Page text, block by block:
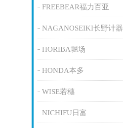
FREEBEAR福力百亚
NAGANOSEIKI长野计器
HORIBA堀场
HONDA本多
WISE若穗
NICHIFU日富